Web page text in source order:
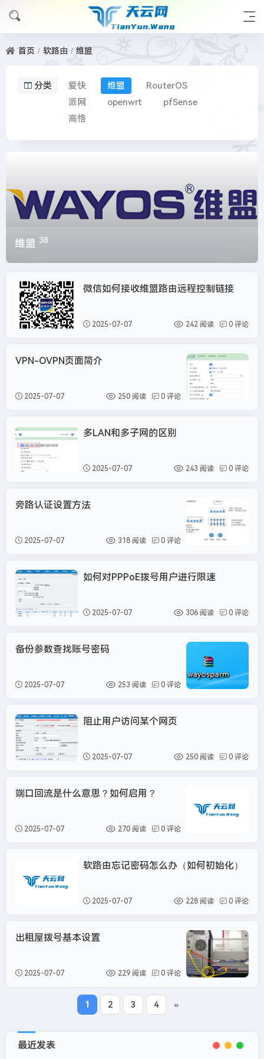
首页 软路由 维盟
分类 爱快 维盟
RouterOS
派网
openwrt
‌pfSense
高恪
维盟 38
维盟
微信如何接收维盟路由远程控制链接
2025-07-07 242 阅读 0 评论
VPN-OVPN页面简介
2025-07-07 250 阅读 0 评论
维盟
多LAN和多子网的区别
2025-07-07 243 阅读 0 评论
旁路认证设置方法
2025-07-07 318 阅读 0 评论
维盟
如何对PPPoE拨号用户进行限速
2025-07-07 306 阅读 0 评论
备份参数查找账号密码
2025-07-07 253 阅读 0 评论
维盟
阻止用户访问某个网页
2025-07-07 250 阅读 0 评论
端口回流是什么意思？如何启用？
2025-07-07 270 阅读 0 评论
维盟
软路由忘记密码怎么办（如何初始化）
2025-07-07 228 阅读 0 评论
出租屋拨号基本设置
2025-07-07 229 阅读 0 评论
1 2 3 4 »
最近发表